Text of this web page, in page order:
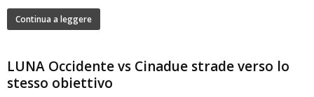
Continua a leggere
LUNA Occidente vs Cinadue strade verso lo
stesso obiettivo